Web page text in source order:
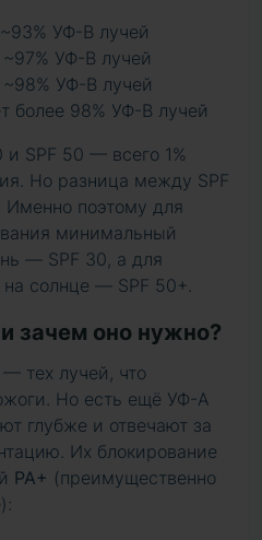
УФ-В лучей
УФ-В лучей
УФ-В лучей
более 98% УФ-В лучей
SPF 50 — всего 1%
Но разница между SPF
поэтому для
минимальный
— SPF 30, а для
солнце — SPF 50+.
зачем оно нужно?
тех лучей, что
Но есть ещё УФ-А
глубже и отвечают за
Их блокирование
PA+ (преимущественно